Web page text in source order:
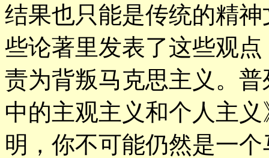
结果也只能是传统的精
些论著里发表了这些观
责为背叛马克思主义。
中的主观主义和个人主
明，你不可能仍然是一